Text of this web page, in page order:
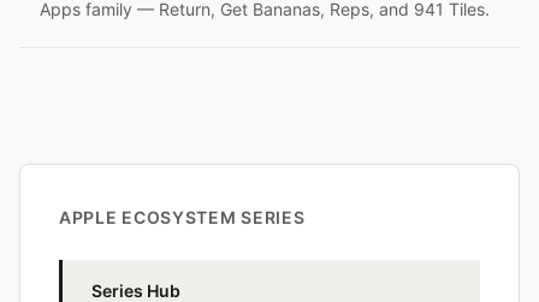
Apps family — Return, Get Bananas, Reps, and 941 Tiles.
APPLE ECOSYSTEM SERIES
Series Hub